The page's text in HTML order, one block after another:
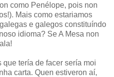
como Penélope, pois non
Mais como estariamos
e galegos constituíndo
idioma? Se A Mesa non
tería de facer sería moi
carta. Quen estiveron aí,